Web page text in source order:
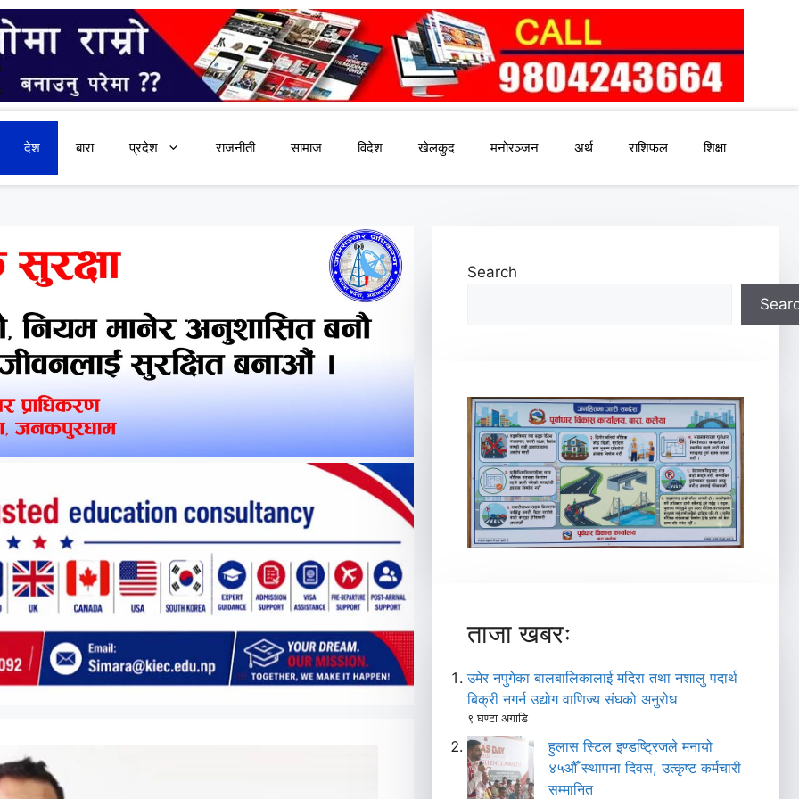
देश बारा प्रदेश राजनीती सामाज विदेश खेलकुद मनोरञ्जन अर्थ राशिफल शिक्षा
Search
ताजा खबरः
उमेर नपुगेका बालबालिकालाई मदिरा तथा नशालु पदार्थ
बिक्री नगर्न उद्योग वाणिज्य संघको अनुरोध
९ घण्टा अगाडि
हुलास स्टिल इण्डष्ट्रिजले मनायो
४५औँ स्थापना दिवस, उत्कृष्ट कर्मचारी
सम्मानित